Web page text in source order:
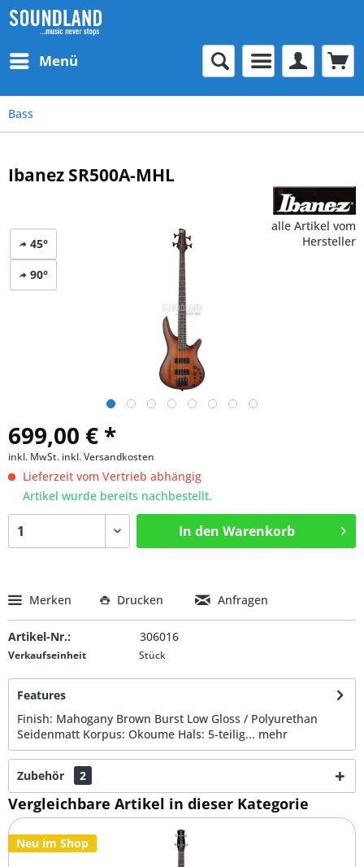
Menü
Bass
Ibanez SR500A-MHL
alle Artikel vom
Hersteller
45°
90°
699,00 € *
inkl. MwSt. inkl. Versandkosten
Lieferzeit vom Vertrieb abhängig
Artikel wurde bereits nachbestellt.
In den Warenkorb
Merken Drucken Anfragen
Artikel-Nr.: 306016
Verkaufseinheit Stück
Features
Finish: Mahogany Brown Burst Low Gloss / Polyurethan
Seidenmatt Korpus: Okoume Hals: 5-teilig... mehr
Zubehör 2
Vergleichbare Artikel in dieser Kategorie
Neu im Shop